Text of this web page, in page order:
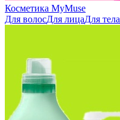
Косметика MyMuse
Для волосДля лицаДля тела